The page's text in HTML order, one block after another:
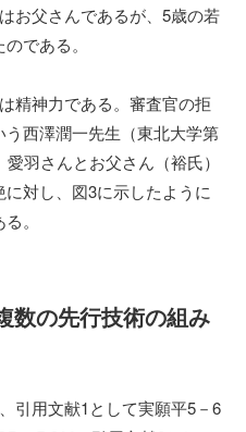
お父さんであるが、5歳の若
である。
精神力である。審査官の拒
西澤潤一先生（東北大学第
羽さんとお父さん（裕氏）
対し、図3に示したように
。
の先行技術の組み
引用文献1として実願平5－6